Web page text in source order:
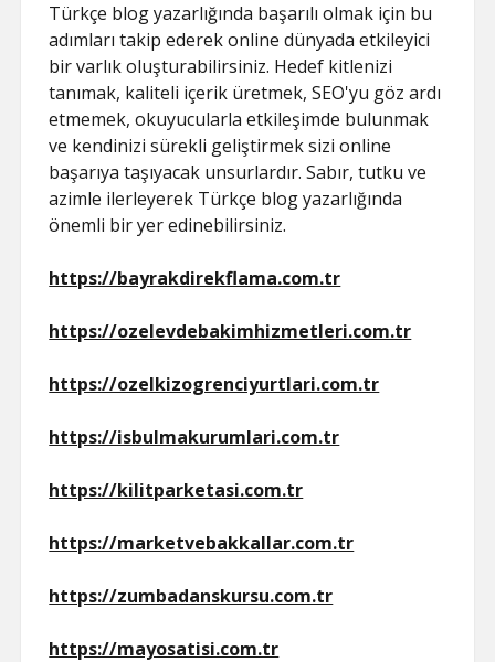
Türkçe blog yazarlığında başarılı olmak için bu
adımları takip ederek online dünyada etkileyici
bir varlık oluşturabilirsiniz. Hedef kitlenizi
tanımak, kaliteli içerik üretmek, SEO'yu göz ardı
etmemek, okuyucularla etkileşimde bulunmak
ve kendinizi sürekli geliştirmek sizi online
başarıya taşıyacak unsurlardır. Sabır, tutku ve
azimle ilerleyerek Türkçe blog yazarlığında
önemli bir yer edinebilirsiniz.
https://bayrakdirekflama.com.tr
https://ozelevdebakimhizmetleri.com.tr
https://ozelkizogrenciyurtlari.com.tr
https://isbulmakurumlari.com.tr
https://kilitparketasi.com.tr
https://marketvebakkallar.com.tr
https://zumbadanskursu.com.tr
https://mayosatisi.com.tr